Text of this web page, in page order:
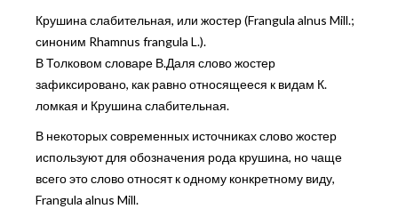
Крушина слабительная, или жостер (Frangula alnus Mill.;
синоним Rhamnus frangula L.).
В Толковом словаре В.Даля слово жостер
зафиксировано, как равно относящееся к видам К.
ломкая и Крушина слабительная.
В некоторых современных источниках слово жостер
используют для обозначения рода крушина, но чаще
всего это слово относят к одному конкретному виду,
Frangula alnus Mill.